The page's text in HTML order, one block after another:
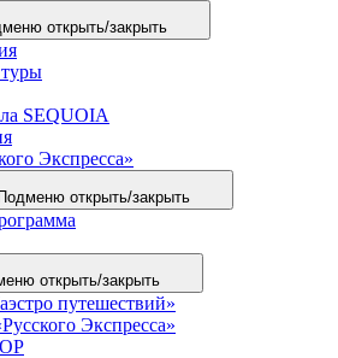
открыть/закрыть
SEQUOIA
Экспресса»
Подменю открыть/закрыть
открыть/закрыть
путешествий»
Экспресса»